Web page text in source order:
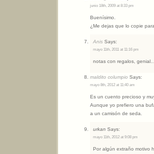
junio 18th, 2009 at 8:33 pm
Buenísimo.
¿Me dejas que lo copie
Anis Says:
mayo 11th, 2011 at 11:16 pm
notas con regalos,
maldito columpio Says:
mayo 8th, 2012 at 11:40 am
Es un cuento precioso y
Aunque yo prefiero una
a un camisón de seda.
urkan Says:
mayo 11th, 2012 at 9:08 pm
Por algún extraño motivo